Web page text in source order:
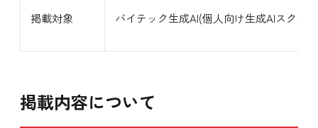
掲載対象 バイテック生成AI(個人向け生成AIスクー
掲載内容について